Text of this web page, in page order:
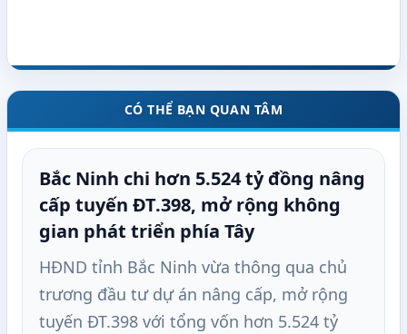
CÓ THỂ BẠN QUAN TÂM
Bắc Ninh chi hơn 5.524 tỷ đồng nâng
cấp tuyến ĐT.398, mở rộng không
gian phát triển phía Tây
HĐND tỉnh Bắc Ninh vừa thông qua chủ
trương đầu tư dự án nâng cấp, mở rộng
tuyến ĐT.398 với tổng vốn hơn 5.524 tỷ